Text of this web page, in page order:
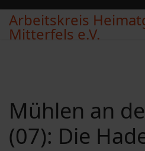
Arbeitskreis
Mitterfels e.V.
Mühlen an
(07): Die